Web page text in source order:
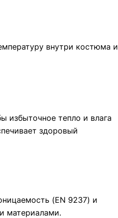
внутри костюма и
избыточное тепло и влага
здоровый
(EN 9237) и
материалами.